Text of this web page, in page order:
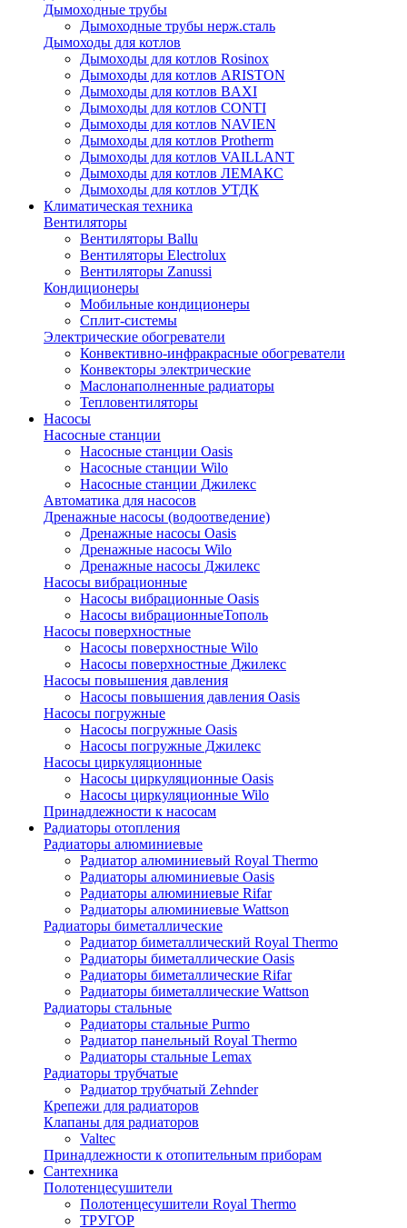
Дымоходные трубы
Дымоходные трубы нерж.сталь
Дымоходы для котлов
Дымоходы для котлов Rosinox
Дымоходы для котлов ARISTON
Дымоходы для котлов BAXI
Дымоходы для котлов CONTI
Дымоходы для котлов NAVIEN
Дымоходы для котлов Protherm
Дымоходы для котлов VAILLANT
Дымоходы для котлов ЛЕМАКС
Дымоходы для котлов УТДК
Климатическая техника
Вентиляторы
Вентиляторы Ballu
Вентиляторы Electrolux
Вентиляторы Zanussi
Кондиционеры
Мобильные кондиционеры
Сплит-системы
Электрические обогреватели
Конвективно-инфракрасные обогреватели
Конвекторы электрические
Маслонаполненные радиаторы
Тепловентиляторы
Насосы
Насосные станции
Насосные станции Oasis
Насосные станции Wilo
Насосные станции Джилекс
Автоматика для насосов
Дренажные насосы (водоотведение)
Дренажные насосы Oasis
Дренажные насосы Wilo
Дренажные насосы Джилекс
Насосы вибрационные
Насосы вибрационные Oasis
Насосы вибрационныеТополь
Насосы поверхностные
Насосы поверхностные Wilo
Насосы поверхностные Джилекс
Насосы повышения давления
Насосы повышения давления Oasis
Насосы погружные
Насосы погружные Oasis
Насосы погружные Джилекс
Насосы циркуляционные
Насосы циркуляционные Oasis
Насосы циркуляционные Wilo
Принадлежности к насосам
Радиаторы отопления
Радиаторы алюминиевые
Радиатор алюминиевый Royal Thermo
Радиаторы алюминиевые Oasis
Радиаторы алюминиевые Rifar
Радиаторы алюминиевые Wattson
Радиаторы биметаллические
Радиатор биметаллический Royal Thermo
Радиаторы биметаллические Oasis
Радиаторы биметаллические Rifar
Радиаторы биметаллические Wattson
Радиаторы стальные
Радиаторы стальные Purmo
Радиатор панельный Royal Thermo
Радиаторы стальные Lemax
Радиаторы трубчатые
Радиатор трубчатый Zehnder
Крепежи для радиаторов
Клапаны для радиаторов
Valtec
Принадлежности к отопительным приборам
Сантехника
Полотенцесушители
Полотенцесушители Royal Thermo
ТРУГОР